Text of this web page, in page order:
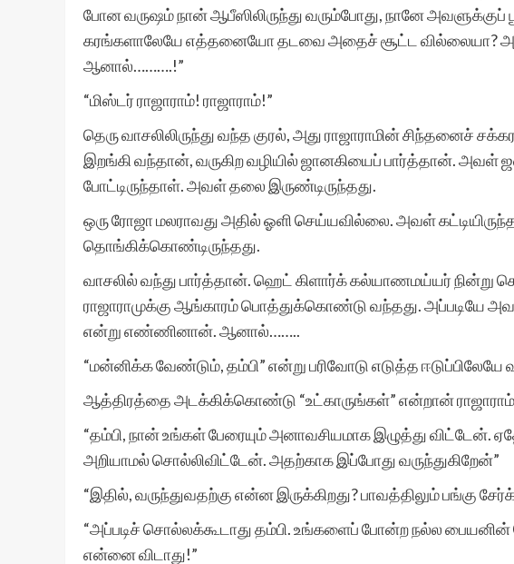
போன வருஷம் நான் ஆபீஸிலிருந்து வரும்போது, நானே
கரங்களாலேயே எத்தனையோ தடவை அதைச் சூட்ட வில்லையா?
ஆனால்……….!”
“மிஸ்டர் ராஜாராம்! ராஜாராம்!”
தெரு வாசலிலிருந்து வந்த குரல், அது ராஜாராமின் சிந்தனைச்
இறங்கி வந்தான், வருகிற வழியில் ஜானகியைப் பார்த்தான்.
போட்டிருந்தாள். அவள் தலை இருண்டிருந்தது.
ஒரு ரோஜா மலராவது அதில் ஓளி செய்யவில்லை. அவள்
தொங்கிக்கொண்டிருந்தது.
வாசலில் வந்து பார்த்தான். ஹெட் கிளார்க் கல்யாணமய்யர் நின்று
ராஜாராமுக்கு ஆங்காரம் பொத்துக்கொண்டு வந்தது. அப்படியே
என்று எண்ணினான். ஆனால்……..
“மன்னிக்க வேண்டும், தம்பி” என்று பரிவோடு எடுத்த
ஆத்திரத்தை அடக்கிக்கொண்டு “உட்காருங்கள்” என்றான்
“தம்பி, நான் உங்கள் பேரையும் அனாவசியமாக இழுத்து விட்டேன்.
அறியாமல் சொல்லிவிட்டேன். அதற்காக இப்போது வருந்துகிறேன்”
“இதில், வருந்துவதற்கு என்ன இருக்கிறது? பாவத்திலும் பங்கு
“அப்படிச் சொல்லக்கூடாது தம்பி. உங்களைப் போன்ற நல்ல
என்னை விடாது!”